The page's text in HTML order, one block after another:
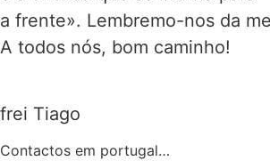
a frente». Lembremo-nos da
A todos nós, bom caminho!
frei Tiago
Contactos em portugal…